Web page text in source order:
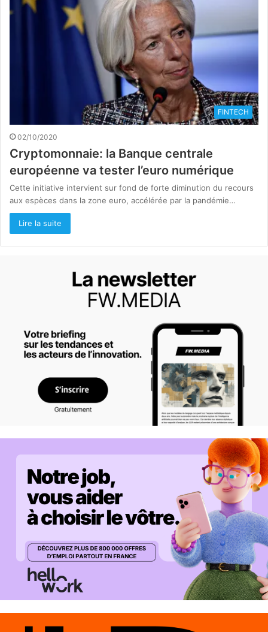
FINTECH
02/10/2020
Cryptomonnaie: la Banque centrale
européenne va tester l’euro numérique
Cette initiative intervient sur fond de forte diminution du recours
aux espèces dans la zone euro, accélérée par la pandémie…
Lire la suite